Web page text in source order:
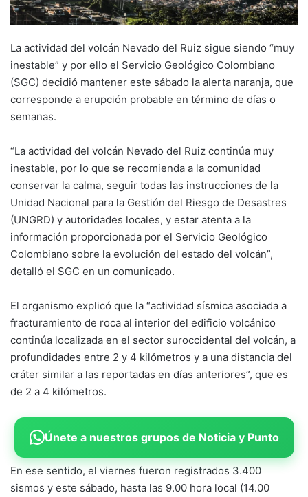
La actividad del volcán Nevado del Ruiz sigue siendo “muy
inestable” y por ello el Servicio Geológico Colombiano
(SGC) decidió mantener este sábado la alerta naranja, que
corresponde a erupción probable en término de días o
semanas.
“La actividad del volcán Nevado del Ruiz continúa muy
inestable, por lo que se recomienda a la comunidad
conservar la calma, seguir todas las instrucciones de la
Unidad Nacional para la Gestión del Riesgo de Desastres
(UNGRD) y autoridades locales, y estar atenta a la
información proporcionada por el Servicio Geológico
Colombiano sobre la evolución del estado del volcán”,
detalló el SGC en un comunicado.
El organismo explicó que la “actividad sísmica asociada a
fracturamiento de roca al interior del edificio volcánico
continúa localizada en el sector suroccidental del volcán, a
profundidades entre 2 y 4 kilómetros y a una distancia del
cráter similar a las reportadas en días anteriores”, que es
de 2 a 4 kilómetros.
Únete a nuestros grupos de Noticia y Punto
En ese sentido, el viernes fueron registrados 3.400
sismos y este sábado, hasta las 9.00 hora local (14.00